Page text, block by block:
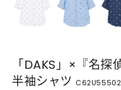
「DAKS」×『名
半袖シャツ